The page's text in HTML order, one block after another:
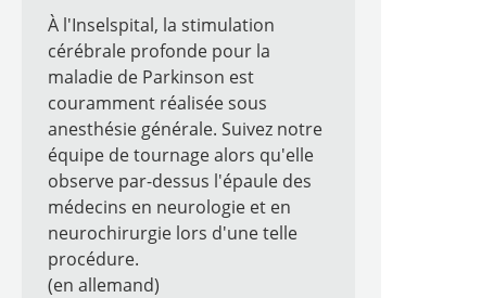
Chef de clinique
Aller au profil
Chef de Clinique
Aller au profil
Cheffe de clinique
Aller au profil
Chef de clinique adjoint
Aller au profil
À l'Inselspital, la stimulation
cérébrale profonde pour la
maladie de Parkinson est
couramment réalisée sous
anesthésie générale. Suivez notre
équipe de tournage alors qu'elle
observe par-dessus l'épaule des
médecins en neurologie et en
neurochirurgie lors d'une telle
procédure.
(en allemand)